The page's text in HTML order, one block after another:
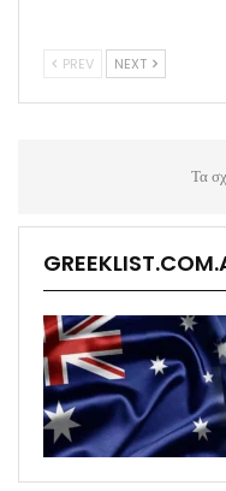
PREV NEXT
Τα